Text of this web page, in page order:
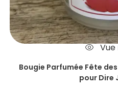
Vue
Bougie Parfumée Fête
pour Dire